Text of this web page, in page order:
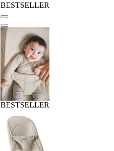
BESTSELLER
BESTSELLER